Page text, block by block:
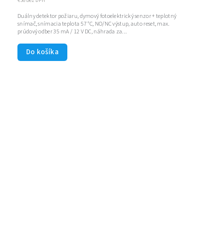
Do košíka
Duálny detektor požiaru, dymový fotoelektrický senzor + teplotný
snímač, snímacia teplota 57 °C, NO/NC výstup, auto reset, max.
prúdový odber 35 mA / 12 V DC, náhrada za...